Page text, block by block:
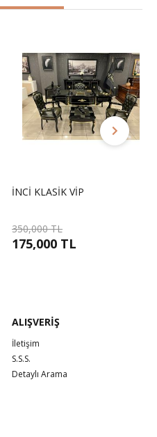
İNCİ KLASİK VİP
350,000 TL
175,000 TL
ALIŞVERİŞ
İletişim
S.S.S.
Detaylı Arama